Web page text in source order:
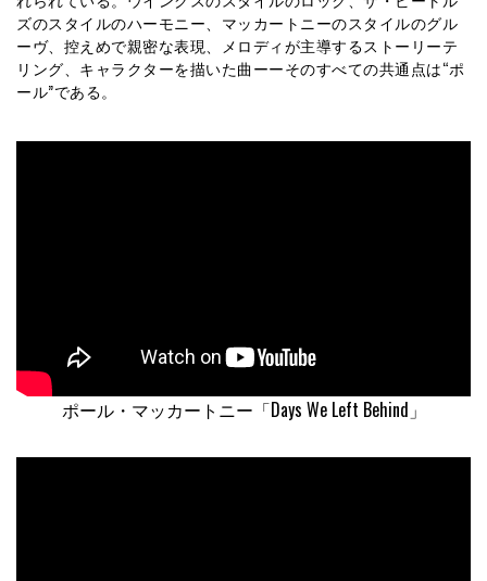
ズのスタイルのハーモニー、マッカートニーのスタイルのグル
ーヴ、控えめで親密な表現、メロディが主導するストーリーテ
リング、キャラクターを描いた曲ーーそのすべての共通点は“ポ
ール”である。
ポール・マッカートニー「Days We Left Behind」